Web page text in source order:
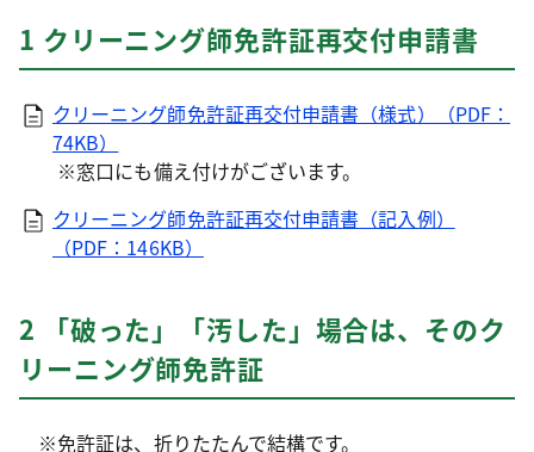
1 クリーニング師免許証再交付申請書
クリーニング師免許証再交付申請書（様式）（PDF：
74KB）
※窓口にも備え付けがございます。
クリーニング師免許証再交付申請書（記入例）
（PDF：146KB）
2 「破った」「汚した」場合は、そのク
リーニング師免許証
※免許証は、折りたたんで結構です。